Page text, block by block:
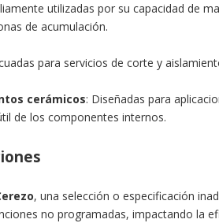
utilizadas por su capacidad de
de acumulación.
para servicios de corte y
cerámicos: Diseñadas para
de los componentes internos.
, una selección o especificación
no programadas, impactando la